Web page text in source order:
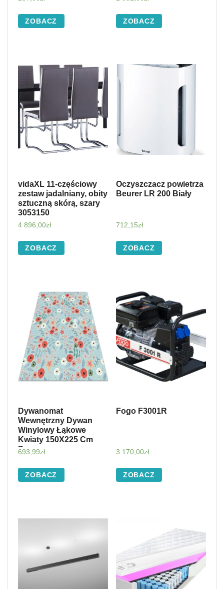
ZOBACZ ZOBACZ
vidaXL 11-częściowy
zestaw jadalniany, obity
sztuczną skórą, szary
3053150
4 896,00zł
ZOBACZ
Oczyszczacz powietrza
Beurer LR 200 Biały
712,15zł
ZOBACZ
Dywanomat
Wewnętrzny Dywan
Winylowy Łąkowe
Kwiaty 150X225 Cm
Dww-
693,99zł
ZOBACZ
Fogo F3001R
3 170,00zł
ZOBACZ